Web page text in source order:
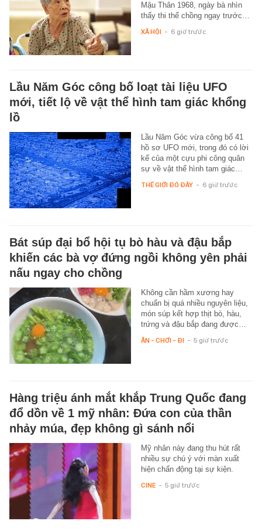
Mậu Thân 1968, ngày bà nhìn
thấy thi thể chồng ngay trước…
XÃ HỘI - 6 giờ trước
Lầu Năm Góc công bố loạt tài liệu UFO
mới, tiết lộ về vật thể hình tam giác khổng
lồ
Lầu Năm Góc vừa công bố 41
hồ sơ UFO mới, trong đó có lời
kể của một cựu phi công quân
sự về vật thể hình tam giác…
THẾ GIỚI ĐÓ ĐÂY - 6 giờ trước
Bát súp đại bổ hội tụ bò hàu và đậu bắp
khiến các bà vợ đứng ngồi không yên phải
nấu ngay cho chồng
Không cần hầm xương hay
chuẩn bị quá nhiều nguyên liệu,
món súp kết hợp thịt bò, hàu,
trứng và đậu bắp đang được…
ĂN - CHƠI - ĐI - 5 giờ trước
Hàng triệu ánh mắt khắp Trung Quốc đang
đổ dồn về 1 mỹ nhân: Đứa con của thần
nhảy múa, đẹp không gì sánh nổi
Mỹ nhân này đang thu hút rất
nhiều sự chú ý với màn xuất
hiện chấn động tại sự kiện.
CINE - 5 giờ trước